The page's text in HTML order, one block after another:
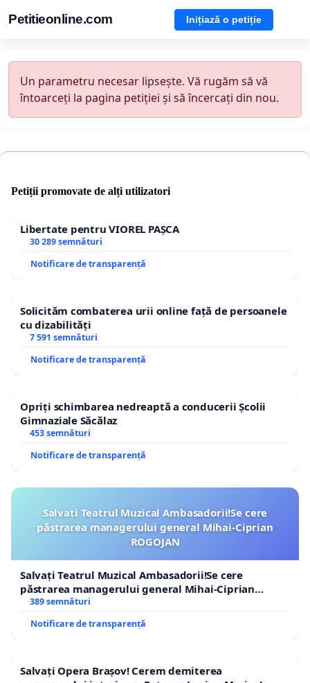
Petitieonline.com Inițiază o petiție
Un parametru necesar lipsește. Vă rugăm să vă
întoarceți la pagina petiției și să încercați din nou.
Petiții promovate de alți utilizatori
Libertate pentru VIOREL PAȘCA
30 289 semnături
Notificare de transparență
Solicităm combaterea urii online față de persoanele
cu dizabilități
7 591 semnături
Notificare de transparență
Opriți schimbarea nedreaptă a conducerii Școlii
Gimnaziale Săcălaz
453 semnături
Notificare de transparență
Salvați Teatrul Muzical Ambasadorii!Se cere
păstrarea managerului general Mihai-Ciprian
ROGOJAN
Salvați Teatrul Muzical Ambasadorii!Se cere
păstrarea managerului general Mihai-Ciprian
ROGOJAN
389 semnături
Notificare de transparență
Salvați Opera Brașov! Cerem demiterea